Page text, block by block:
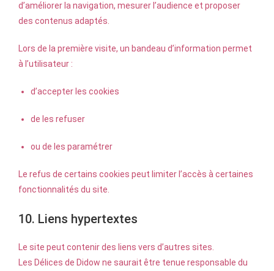
d’améliorer la navigation, mesurer l’audience et proposer
des contenus adaptés.
Lors de la première visite, un bandeau d’information permet
à l’utilisateur :
d’accepter les cookies
de les refuser
ou de les paramétrer
Le refus de certains cookies peut limiter l’accès à certaines
fonctionnalités du site.
10. Liens hypertextes
Le site peut contenir des liens vers d’autres sites.
Les Délices de Didow ne saurait être tenue responsable du